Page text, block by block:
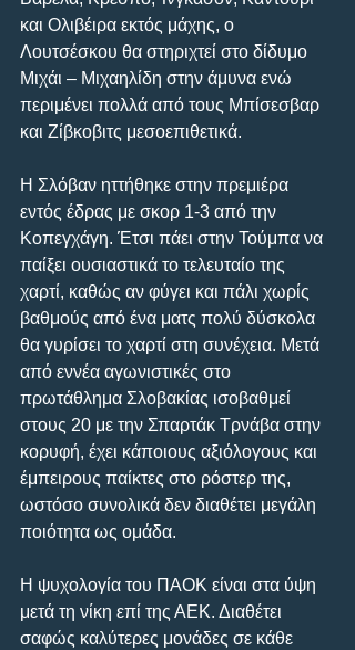
και Ολιβέιρα εκτός μάχης, ο
Λουτσέσκου θα στηριχτεί στο δίδυμο
Μιχάι – Μιχαηλίδη στην άμυνα ενώ
περιμένει πολλά από τους Μπίσεσβαρ
και Ζίβκοβιτς μεσοεπιθετικά.
Η Σλόβαν ηττήθηκε στην πρεμιέρα
εντός έδρας με σκορ 1-3 από την
Κοπεγχάγη. Έτσι πάει στην Τούμπα να
παίξει ουσιαστικά το τελευταίο της
χαρτί, καθώς αν φύγει και πάλι χωρίς
βαθμούς από ένα ματς πολύ δύσκολα
θα γυρίσει το χαρτί στη συνέχεια. Μετά
από εννέα αγωνιστικές στο
πρωτάθλημα Σλοβακίας ισοβαθμεί
στους 20 με την Σπαρτάκ Τρνάβα στην
κορυφή, έχει κάποιους αξιόλογους και
έμπειρους παίκτες στο ρόστερ της,
ωστόσο συνολικά δεν διαθέτει μεγάλη
ποιότητα ως ομάδα.
Η ψυχολογία του ΠΑΟΚ είναι στα ύψη
μετά τη νίκη επί της ΑΕΚ. Διαθέτει
σαφώς καλύτερες μονάδες σε κάθε